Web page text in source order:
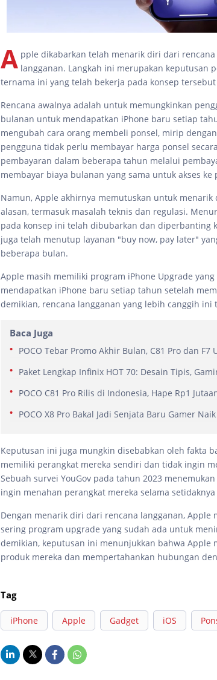
A pple dikabarkan telah menarik diri dari
langganan. Langkah ini merupakan keputusan
ternama ini yang telah bekerja pada konsep
Rencana awalnya adalah untuk memungkinkan
bulanan untuk mendapatkan iPhone baru setiap
mengubah cara orang membeli ponsel, mirip
pengguna tidak perlu membayar harga ponsel
pembayaran dalam beberapa tahun melalui
membayar biaya bulanan yang sama untuk akses
Namun, Apple akhirnya memutuskan untuk
alasan, termasuk masalah teknis dan regulasi.
pada konsep ini telah dibubarkan dan diperbanting
juga telah menutup layanan "buy now, pay later"
beberapa bulan.
Apple masih memiliki program iPhone Upgrade
mendapatkan iPhone baru setiap tahun setelah
demikian, rencana langganan yang lebih canggih ini
Baca Juga
POCO Tebar Promo Akhir Bulan, C81 Pro dan
Paket Lengkap Infinix HOT 70: Desain Tipis,
POCO C81 Pro Rilis di Indonesia, Hape Rp1
POCO X8 Pro Bakal Jadi Senjata Baru Gamer
Keputusan ini juga mungkin disebabkan oleh fakta
memiliki perangkat mereka sendiri dan tidak ingin
Sebuah survei YouGov pada tahun 2023
ingin menahan perangkat mereka selama
Dengan menarik diri dari rencana langganan, Apple
sering program upgrade yang sudah ada untuk
demikian, keputusan ini menunjukkan bahwa
produk mereka dan mempertahankan hubungan
Tag
iPhone Apple Gadget iOS